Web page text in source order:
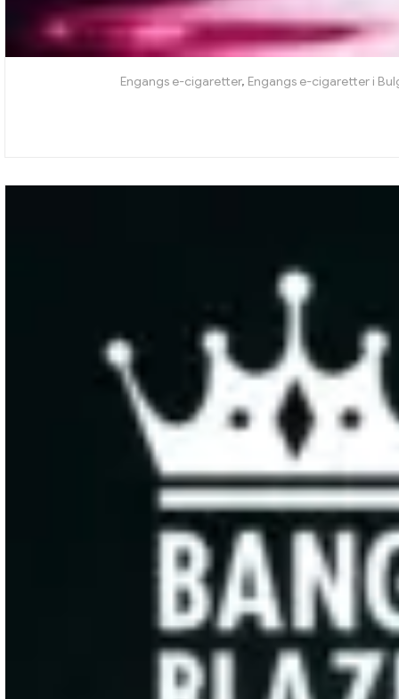
Engangs e-cigaretter, Engangs e-cigaretter i